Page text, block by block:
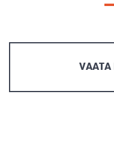
VAATA